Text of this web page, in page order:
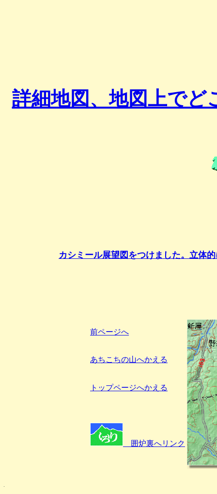
詳細地図、地図上でど
カシミール展望図をつけました。立体
前ページへ
あちこちの山へかえる
トップページへかえる
囲炉裏へリンク